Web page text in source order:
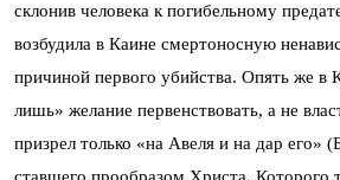
склонив человека к погибельному
возбудила в Каине смертоносную
причиной первого убийства. Опять же в
лишь» желание первенствовать, а не
призрел только «на Авеля и на дар его»